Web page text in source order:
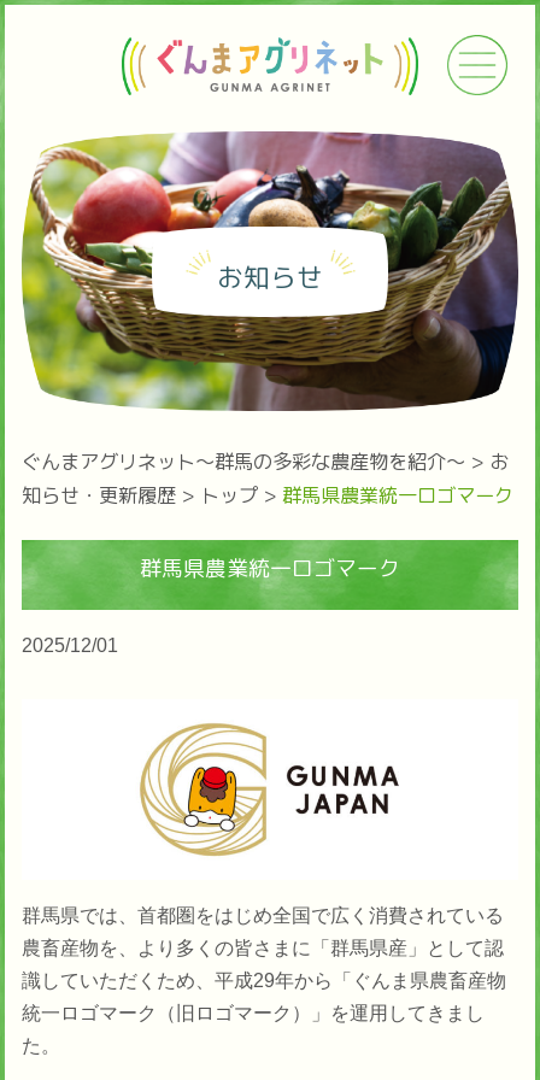
お知らせ
ぐんまアグリネット～群馬の多彩な農産物を紹介～ > お
知らせ・更新履歴> トップ> 群馬県農業統一ロゴマーク
群馬県農業統一ロゴマーク
2025/12/01
群馬県では、首都圏をはじめ全国で広く消費されている
農畜産物を、より多くの皆さまに「群馬県産」として認
識していただくため、平成29年から「ぐんま県農畜産物
統一ロゴマーク（旧ロゴマーク）」を運用してきまし
た。